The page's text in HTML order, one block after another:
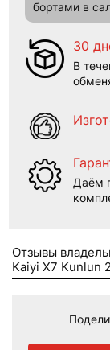
бортами в
30
В
Даём
Отзывы
Kaiyi X7 Kunlun